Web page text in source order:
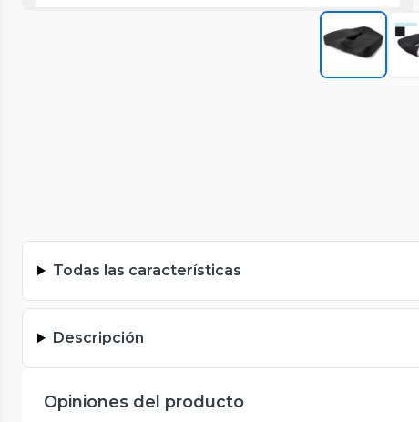
Todas las características
Descripción
Opiniones del producto